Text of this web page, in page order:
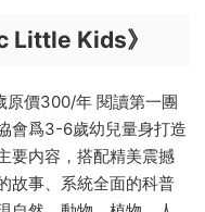
Little Kids》
價300/年 閱讀第一團
會爲3-6歲幼兒量身打造
要内容，搭配精美震撼
故事、系統全面的科普